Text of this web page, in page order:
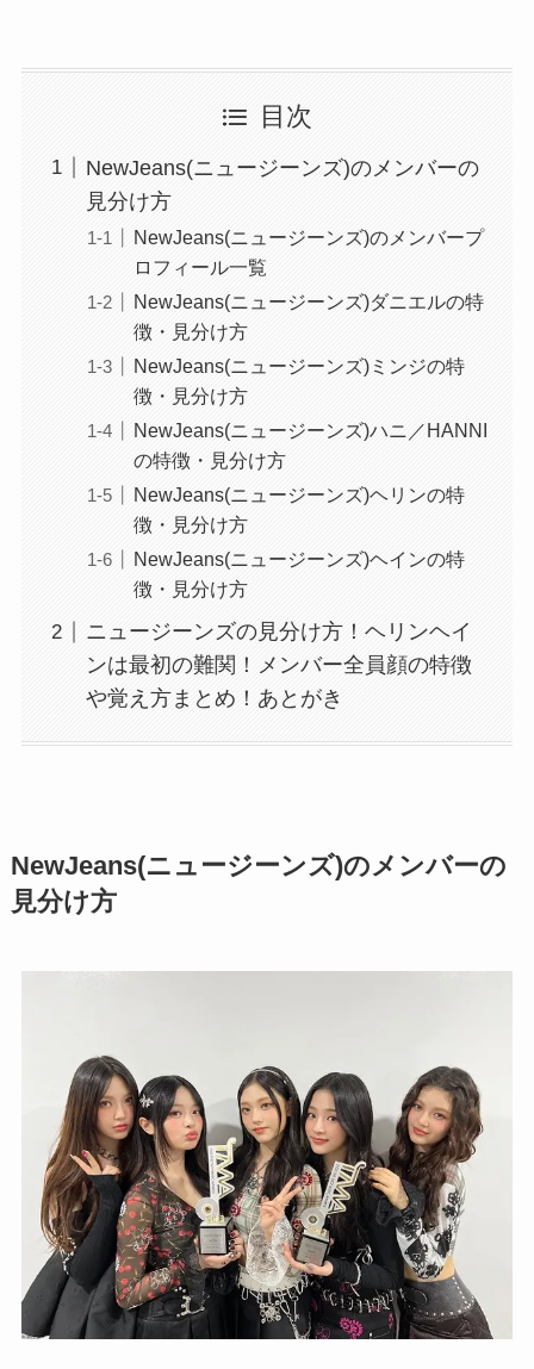
目次
NewJeans(ニュージーンズ)のメンバーの
見分け方
NewJeans(ニュージーンズ)のメンバープ
ロフィール一覧
NewJeans(ニュージーンズ)ダニエルの特
徴・見分け方
NewJeans(ニュージーンズ)ミンジの特
徴・見分け方
NewJeans(ニュージーンズ)ハニ／HANNI
の特徴・見分け方
NewJeans(ニュージーンズ)ヘリンの特
徴・見分け方
NewJeans(ニュージーンズ)ヘインの特
徴・見分け方
ニュージーンズの見分け方！ヘリンヘイ
ンは最初の難関！メンバー全員顔の特徴
や覚え方まとめ！あとがき
NewJeans(ニュージーンズ)のメンバーの
見分け方